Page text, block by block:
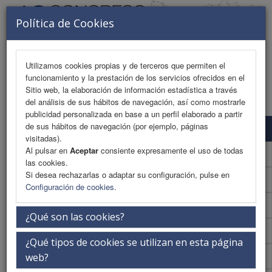
Política de Cookies
Utilizamos cookies propias y de terceros que permiten el
funcionamiento y la prestación de los servicios ofrecidos en el
Sitio web, la elaboración de información estadística a través
del análisis de sus hábitos de navegación, así como mostrarle
publicidad personalizada en base a un perfil elaborado a partir
de sus hábitos de navegación (por ejemplo, páginas
visitadas).
Al pulsar en Aceptar consiente expresamente el uso de todas
las cookies.
Si desea rechazarlas o adaptar su configuración, pulse en
Configuración de cookies.
¿Qué son las cookies?
¿Qué tipos de cookies se utilizan en esta página
web?
MENU
Programa Científico
Programa Científico (PDF)
Cronograma Programa Científico
Normativa comunicaciones
Normativa comunicaciones (PDF)
Envío de comunicaciones